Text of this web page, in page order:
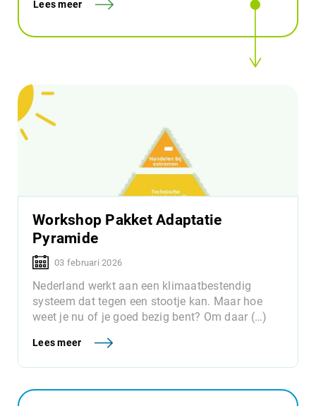
Lees meer
Workshop Pakket Adaptatie
Pyramide
03 februari 2026
Nederland werkt aan een klimaatbestendig
systeem dat tegen een stootje kan. Maar hoe
weet je nu of je goed bezig bent? Om daar (…)
Lees meer